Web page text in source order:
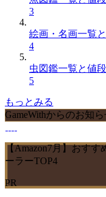
3
絵画・名画一覧
4
虫図鑑一覧と値
5
もっとみる
GameWithからのお知ら
【Amazon7月】おす
ーラーTOP4
PR